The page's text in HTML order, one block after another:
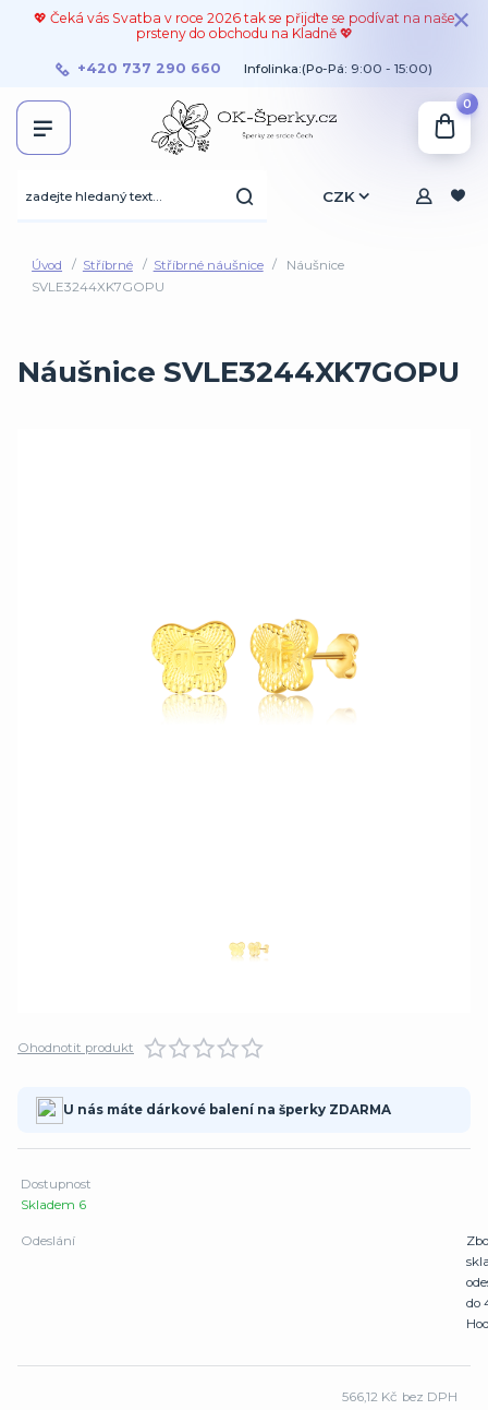
💖 Čeká vás Svatba v roce 2026 tak se přijďte se podívat na naše
prsteny do obchodu na Kladně 💖
CZK
+420 737 290 660 Infolinka:(Po-Pá: 9:00 - 15:00)
0
Úvod Stříbrné Stříbrné náušnice
Náušnice
SVLE3244XK7GOPU
Náušnice SVLE3244XK7GOPU
Ohodnotit produkt
U nás máte dárkové balení na šperky ZDARMA
Dostupnost
Skladem 6
Odeslání
do
566,12 Kč bez DPH